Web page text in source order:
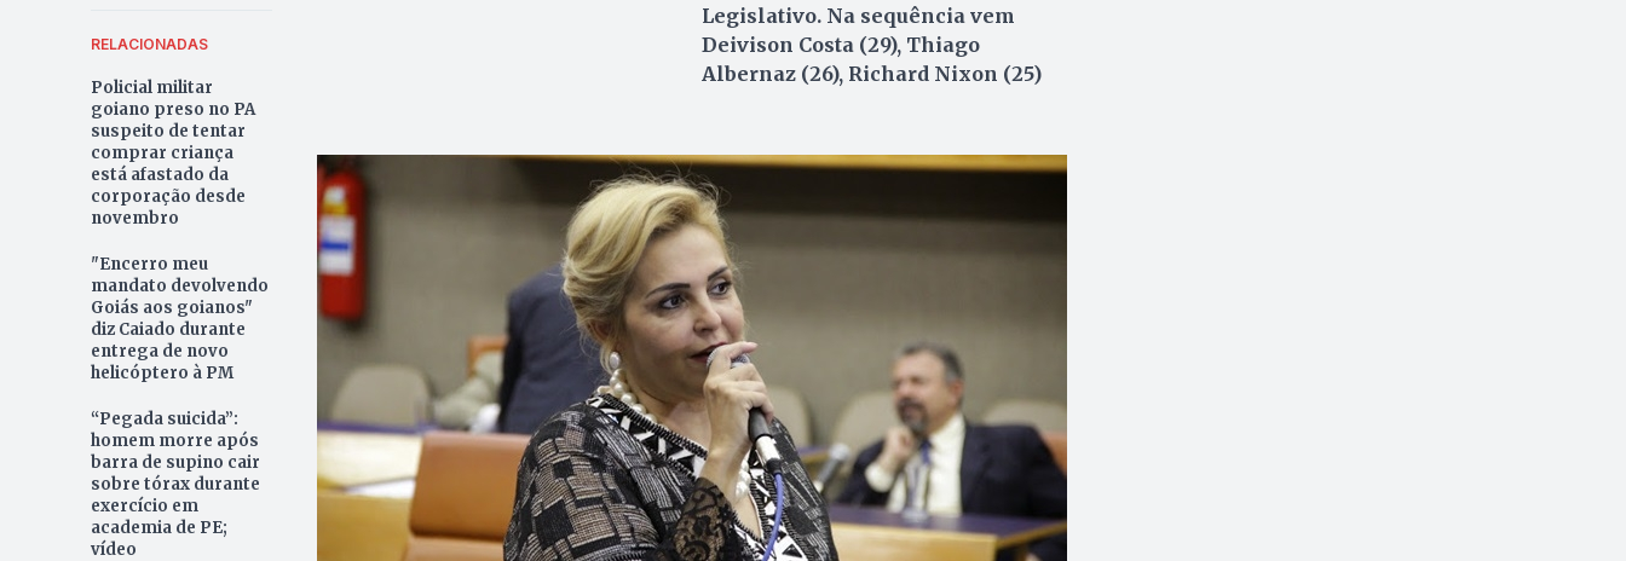
RELACIONADAS
Policial militar
goiano preso no PA
suspeito de tentar
comprar criança
está afastado da
corporação desde
novembro
"Encerro meu
mandato devolvendo
Goiás aos goianos"
diz Caiado durante
entrega de novo
helicóptero à PM
“Pegada suicida”:
homem morre após
barra de supino cair
sobre tórax durante
exercício em
academia de PE;
vídeo
Legislativo. Na sequência vem
Deivison Costa (29), Thiago
Albernaz (26), Richard Nixon (25)